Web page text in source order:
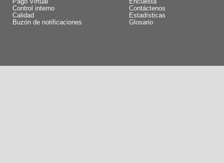
Pago Virtual
Control interno
Calidad
Buzón de notificaciones
Encuesta
Contáctenos
Estadísticas
Glosario